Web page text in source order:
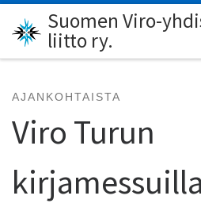
Skip to content
Suomen Viro-
liitto ry.
AJANKOHTAISTA
Viro Turun